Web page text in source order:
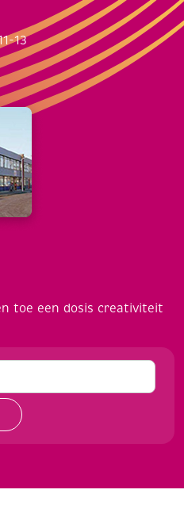
13
toe een dosis creativiteit